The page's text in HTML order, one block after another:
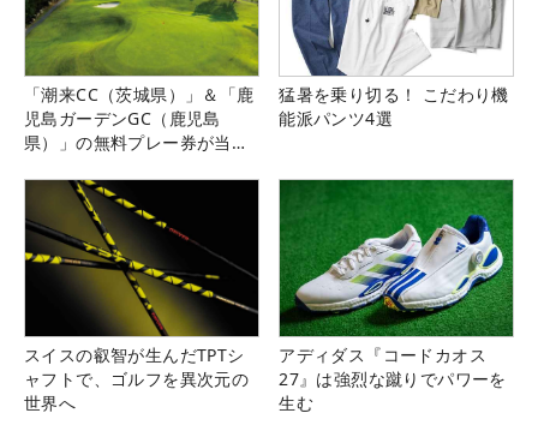
「潮来CC（茨城県）」＆「鹿
児島ガーデンGC（鹿児島
県）」の無料プレー券が当た
猛暑を乗り切る！ こだわり機
能派パンツ4選
スイスの叡智が生んだTPTシ
ャフトで、ゴルフを異次元の
世界へ
アディダス『コードカオス
27』は強烈な蹴りでパワーを
生む